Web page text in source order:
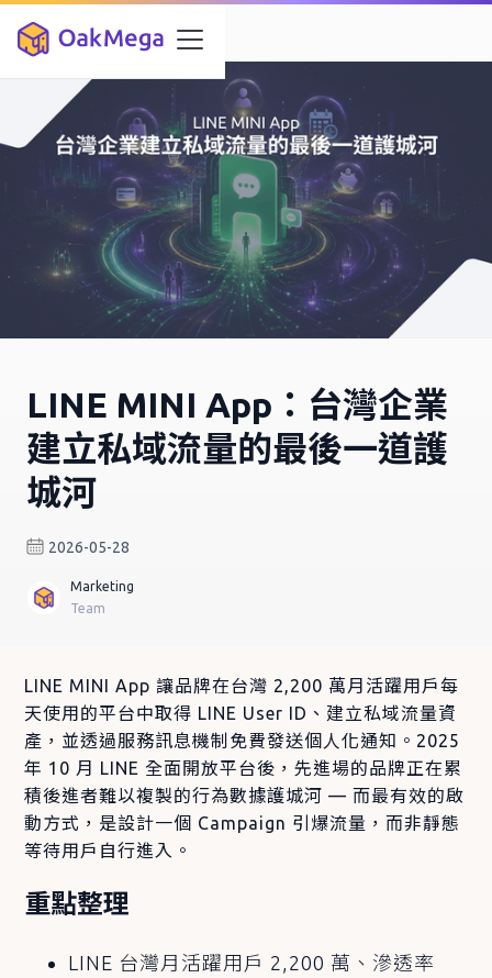
LINE MINI App：台灣企業
建立私域流量的最後一道護
城河
Marketing
Team
2026-05-28
LINE MINI App 讓品牌在台灣 2,200 萬月活躍用戶每
天使用的平台中取得 LINE User ID、建立私域流量資
產，並透過服務訊息機制免費發送個人化通知。2025
年 10 月 LINE 全面開放平台後，先進場的品牌正在累
積後進者難以複製的行為數據護城河 — 而最有效的啟
動方式，是設計一個 Campaign 引爆流量，而非靜態
等待用戶自行進入。
重點整理
LINE 台灣月活躍用戶 2,200 萬、滲透率